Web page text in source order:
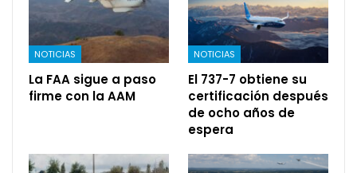
NOTICIAS
La FAA sigue a paso
firme con la AAM
NOTICIAS
El 737-7 obtiene su
certificación después
de ocho años de
espera